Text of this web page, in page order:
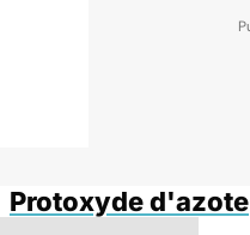
Protoxyde d'azote